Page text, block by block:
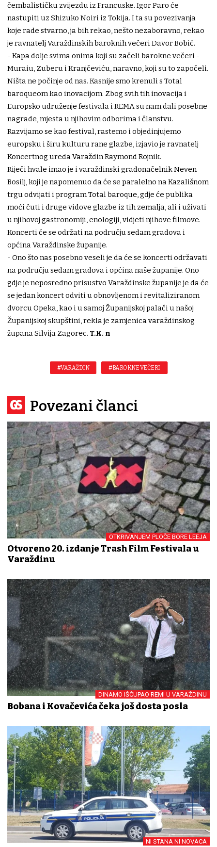
čembalističku zvijezdu iz Francuske. Igor Paro će
nastupiti uz Shizuko Noiri iz Tokija. I ta su povezivanja
koje rade stvarno, ja bih rekao, nešto nezaboravno, rekao
je ravnatelj Varaždinskih baroknih večeri Davor Bobić.
- Kapa dolje svima onima koji su začeli barokne večeri -
Muraiu, Zuberu i Kranjčeviću, naravno, koji su to započeli.
Ništa ne počinje od nas. Kasnije smo krenuli s Total
baroqueom kao inovacijom. Zbog svih tih inovacija i
Europsko udruženje festivala i REMA su nam dali posebne
nagrade, mjesta u njihovim odborima i članstvu.
Razvijamo se kao festival, rastemo i objedinjujemo
europsku i širu kulturu rane glazbe, izjavio je ravnatelj
Koncertnog ureda Varaždin Raymond Rojnik.
Riječi hvale imao je i varaždinski gradonačelnik Neven
Bosilj, koji je napomenuo da će se paralelno na Kazališnom
trgu odvijati i program Total baroque, gdje će publika
moći čuti i druge vidove glazbe iz tih zemalja, ali i uživati
u njihovoj gastronomiji, enologiji, vidjeti njihove filmove.
Koncerti će se održati na području sedam gradova i
općina Varaždinske županije.
- Ono što nas posebno veseli je da će se koncerti održavati
na području sedam gradova i općina naše županije. Ono
gdje je neposredno prisustvo Varaždinske županije je da će
se jedan koncert odviti u obnovljenom i revitaliziranom
dvorcu Opeka, kao i u samoj Županijskoj palači u našoj
Županijskoj skupštini, rekla je zamjenica varaždinskog
župana Silvija Zagorec. T.K. n
#VARAŽDIN #BAROKNE VEČERI
Povezani članci
OTKRIVANJEM PLOČE BORE LEEJA
Otvoreno 20. izdanje Trash Film Festivala u
Varaždinu
DINAMO IŠČUPAO REMI U VARAŽDINU
Bobana i Kovačevića čeka još dosta posla
NI STANA NI NOVACA